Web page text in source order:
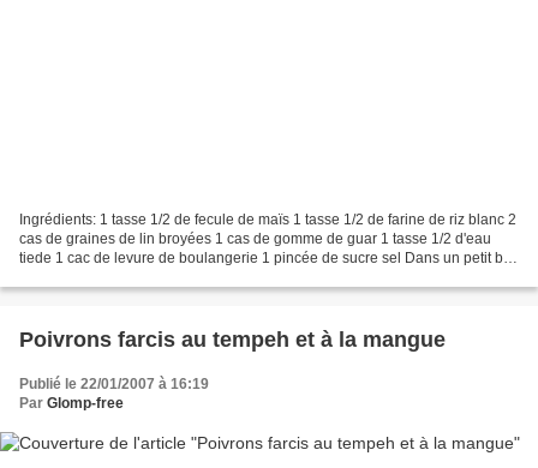
Ingrédients: 1 tasse 1/2 de fecule de maïs 1 tasse 1/2 de farine de riz blanc 2
cas de graines de lin broyées 1 cas de gomme de guar 1 tasse 1/2 d'eau
tiede 1 cac de levure de boulangerie 1 pincée de sucre sel Dans un petit bol,
Poivrons farcis au tempeh et à la mangue
Publié le 22/01/2007 à 16:19
Par Glomp-free